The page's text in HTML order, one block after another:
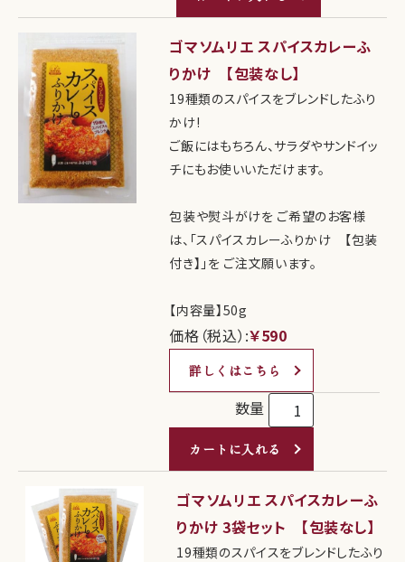
ゴマソムリエ スパイスカレーふ
りかけ 【包装なし】
19種類のスパイスをブレンドしたふり
かけ!
ご飯にはもちろん、サラダやサンドイッ
チにもお使いいただけます。
包装や熨斗がけを ご希望のお客様
は、「スパイスカレーふりかけ 【包装
付き】」を ご注文願います。
【内容量】50g
価格（税込）:￥590
詳しくはこちら
数量
カートに入れる
ゴマソムリエ スパイスカレーふ
りかけ 3袋セット 【包装なし】
19種類のスパイスをブレンドしたふり